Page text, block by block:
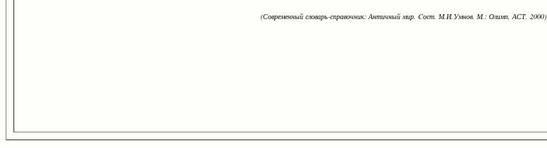
(Современный словарь-справочник: Античный мир. Cост. М.И.Умнов. М.: Олимп, АСТ, 2000)